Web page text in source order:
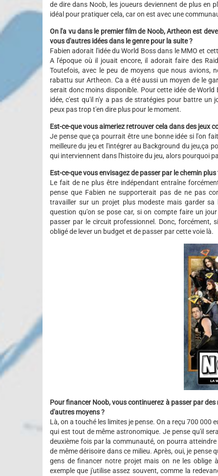
de dire dans Noob, les joueurs deviennent de plus en
idéal pour pratiquer cela, car on est avec une
On l'a vu dans le premier film de Noob, Artheon est
vous d'autres idées dans le genre pour la suite ?
Fabien adorait l'idée du World Boss dans le MMO et
A l'époque où il jouait encore, il adorait faire des
Toutefois, avec le peu de moyens que nous avions,
rabattu sur Artheon. Ca a été aussi un moyen de le
serait donc moins disponible. Pour cette idée de
idée, c'est qu'il n'y a pas de stratégies pour battre un
peux pas trop t'en dire plus pour le moment.
Est-ce-que vous aimeriez retrouver cela dans des jeux
Je pense que ça pourrait être une bonne idée si l'on
meilleure du jeu et l'intégrer au Background du jeu,ça
qui interviennent dans l'histoire du jeu, alors pourquoi
Est-ce-que vous envisagez de passer par le chemin
Le fait de ne plus être indépendant entraîne
pense que Fabien ne supporterait pas de ne pas
travailler sur un projet plus modeste mais garder
question qu'on se pose car, si on compte faire un
passer par le circuit professionnel. Donc,
obligé de lever un budget et de passer par cette voie là.
Pour financer Noob, vous continuerez à passer par
d'autres moyens ?
Là, on a touché les limites je pense. On a reçu 700 000
qui est tout de même astronomique. Je pense qu'il
deuxième fois par la communauté, on pourra
de même dérisoire dans ce milieu. Après, oui, je
gens de financer notre projet mais on ne les oblige
exemple que j'utilise assez souvent, comme la